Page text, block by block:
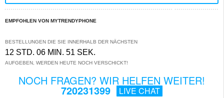
EMPFOHLEN VON MYTRENDYPHONE
BESTELLUNGEN DIE SIE INNERHALB DER NÄCHSTEN
12 STD. 06 MIN. 50 SEK.
AUFGEBEN, WERDEN HEUTE NOCH VERSCHICKT!
NOCH FRAGEN? WIR HELFEN WEITER!
720231399 LIVE CHAT